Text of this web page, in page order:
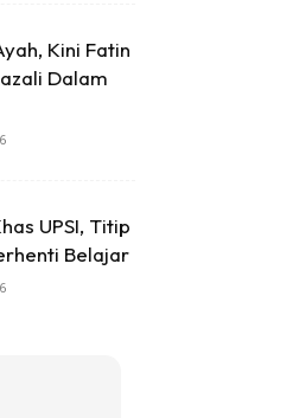
Kini Fatin
Dalam
UPSI, Titip
Belajar